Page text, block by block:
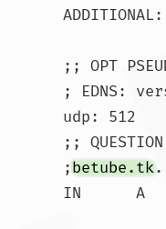
;; OPT
; EDNS:
udp: 512
;;
;betube.tk.
IN	A